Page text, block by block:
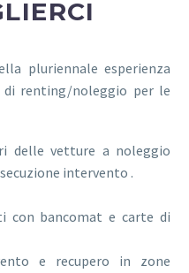
pluriennale esperienza
renting/noleggio per le
vetture a noleggio
intervento .
con bancomat e carte di
e recupero in zone